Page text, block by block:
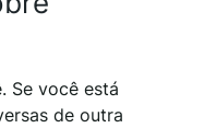
Se você está
de outra